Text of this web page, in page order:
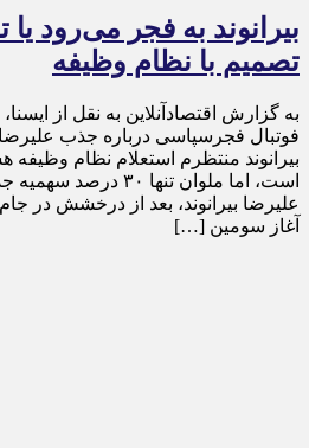
بیرانوند به فجر می‌رود یا
تصمیم با نظام وظیفه
به گزارش اقتصادآنلاین به نقل از
فوتبال فجرسپاسی درباره جذب
بیرانوند منتظرم استعلام نظام وظیفه
است، اما ملوان تنها
آغاز سومین […]